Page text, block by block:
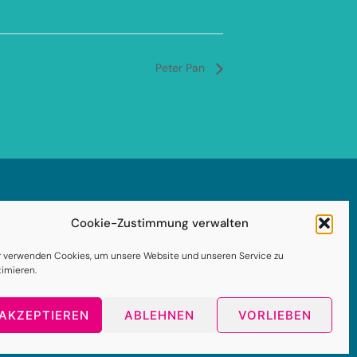
Cookie-Zustimmung verwalten
verwenden Cookies, um unsere Website und unseren Service zu
ABLEHNEN VORLIEBEN
Peter Pan
Richtlinie (EU)